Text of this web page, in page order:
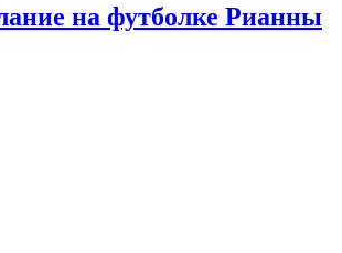
на футболке Рианны